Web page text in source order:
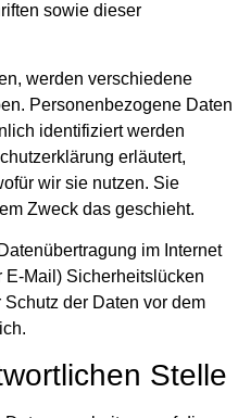
sowie dieser
werden verschiedene
Personenbezogene Daten
identifiziert werden
erläutert,
wir sie nutzen. Sie
Zweck das geschieht.
im Internet
E-Mail) Sicherheitslücken
der Daten vor dem
Stelle